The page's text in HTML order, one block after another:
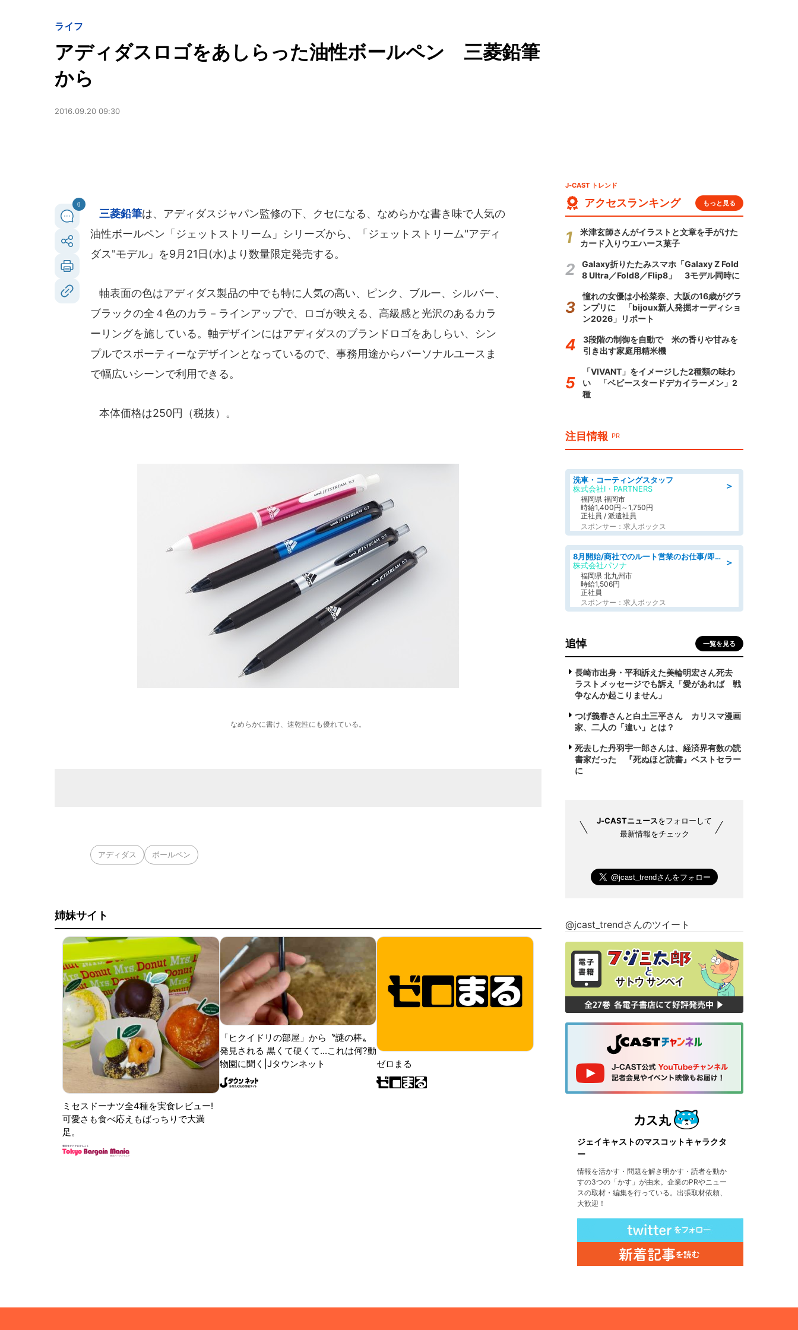
ライフ
アディダスロゴをあしらった油性ボールペン 三菱鉛筆
から
2016.09.20 09:30
0
三菱鉛筆は、アディダスジャパン監修の下、クセになる、なめらかな書き味で人気の
油性ボールペン「ジェットストリーム」シリーズから、「ジェットストリーム"アディ
ダス"モデル」を9月21日(水)より数量限定発売する。
軸表面の色はアディダス製品の中でも特に人気の高い、ピンク、ブルー、シルバー、
ブラックの全４色のカラ－ラインアップで、ロゴが映える、高級感と光沢のあるカラ
ーリングを施している。軸デザインにはアディダスのブランドロゴをあしらい、シン
プルでスポーティーなデザインとなっているので、事務用途からパーソナルユースま
で幅広いシーンで利用できる。
本体価格は250円（税抜）。
なめらかに書け、速乾性にも優れている。
アディダス ボールペン
姉妹サイト
ミセスドーナツ全4種を実食レビュー!
可愛さも食べ応えもばっちりで大満
足。
「ヒクイドリの部屋」から〝謎の棒〟
発見される 黒くて硬くて...これは何?動
物園に聞く|Jタウンネット
ゼロまる
J-CAST トレンド
アクセスランキング もっと見る
米津玄師さんがイラストと文章を手がけた
カード入りウエハース菓子
Galaxy折りたたみスマホ「Galaxy Z Fold
8 Ultra／Fold8／Flip8」 3モデル同時に
憧れの女優は小松菜奈、大阪の16歳がグラ
ンプリに 「bijoux新人発掘オーディショ
ン2026」リポート
3段階の制御を自動で 米の香りや甘みを
引き出す家庭用精米機
「VIVANT」をイメージした2種類の味わ
い 「ベビースタードデカイラーメン」2
種
注目情報 PR
＞
洗車・コーティングスタッフ
株式会社I・PARTNERS
福岡県 福岡市
時給1,400円～1,750円
正社員 / 派遣社員
スポンサー：求人ボックス
＞
8月開始/商社でのルート営業のお仕事/即日勤務可/車通勤可/営業
株式会社パソナ
福岡県 北九州市
時給1,506円
正社員
スポンサー：求人ボックス
追悼 一覧を見る
長崎市出身・平和訴えた美輪明宏さん死去
ラストメッセージでも訴え「愛があれば 戦
争なんか起こりません」
つげ義春さんと白土三平さん カリスマ漫画
家、二人の「違い」とは？
死去した丹羽宇一郎さんは、経済界有数の読
書家だった 『死ぬほど読書』ベストセラー
に
J-CASTニュースをフォローして
最新情報をチェック
@jcast_trendさんのツイート
ジェイキャストのマスコットキャラクタ
ー
情報を活かす・問題を解き明かす・読者を動か
すの3つの「かす」が由来。企業のPRやニュー
スの取材・編集を行っている。出張取材依頼、
大歓迎！